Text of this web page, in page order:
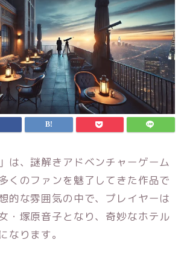
は、謎解きアドベンチャーゲーム
くのファンを魅了してきた作品で
的な雰囲気の中で、プレイヤーは
・塚原音子となり、奇妙なホテル
なります。